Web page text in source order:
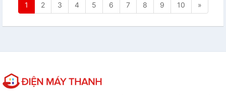
1 2 3 4 5 6 7 8 9 10 »